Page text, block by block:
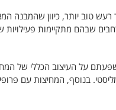
רעש טוב יותר, כיוון
שבהם מתקיימות
על העיצוב הכללי של
בנוסף, המחיצות עם